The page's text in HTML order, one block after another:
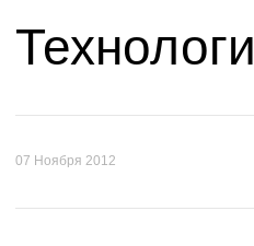
07 Ноября 2012